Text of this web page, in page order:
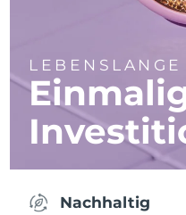
Nachhaltig